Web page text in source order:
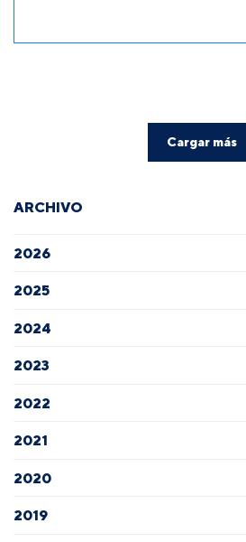
Cargar más
ARCHIVO
2026
2025
2024
2023
2022
2021
2020
2019